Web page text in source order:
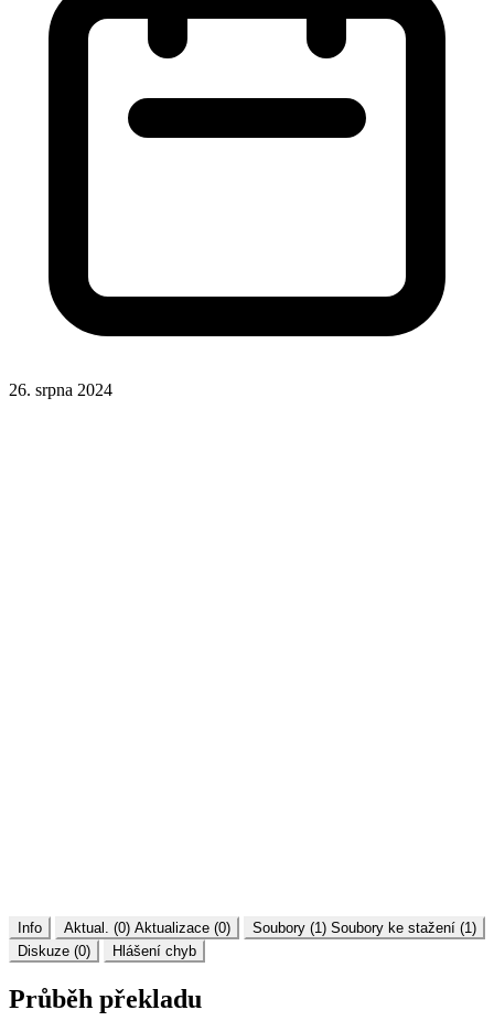
26. srpna 2024
Info Aktual. (0) Aktualizace (0) Soubory (1) Soubory ke stažení (1)
Diskuze (0)
Hlášení chyb
Průběh překladu